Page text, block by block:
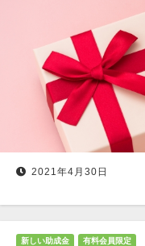
2021年4月30日
新しい助成金 有料会員限定